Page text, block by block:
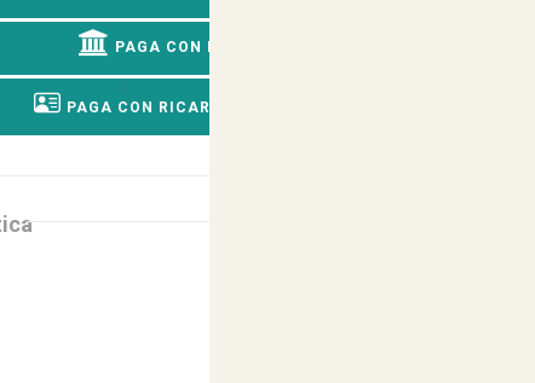
PAGA CON BONIFICO
PAGA CON RICARICA POSTEPAY